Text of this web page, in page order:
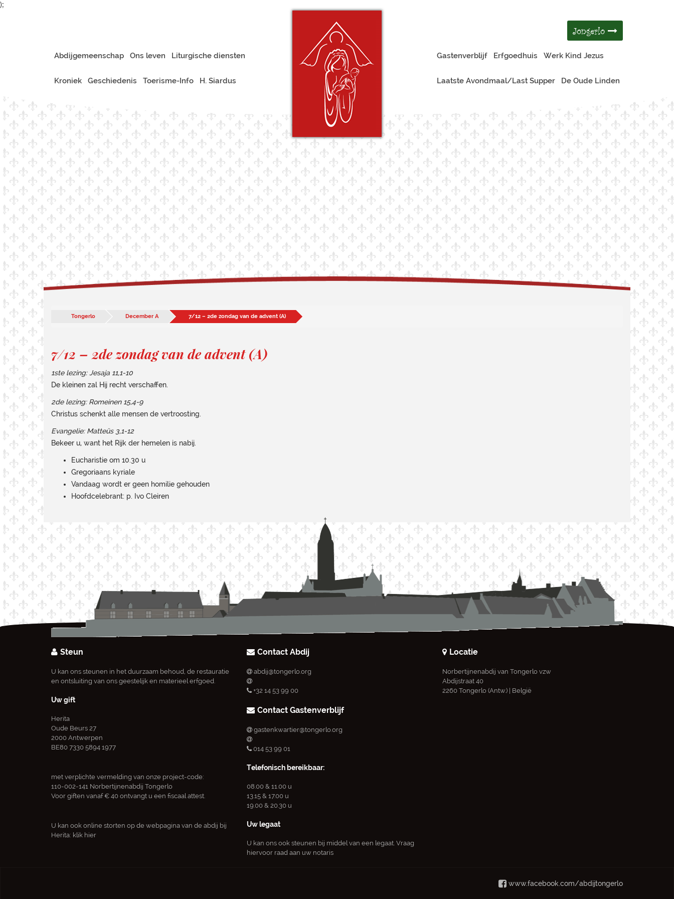
);
Jongerlo
Abdijgemeenschap Ons leven Liturgische diensten
Kroniek Geschiedenis Toerisme-Info H. Siardus
Gastenverblijf Erfgoedhuis Werk Kind Jezus
Laatste Avondmaal/Last Supper De Oude Linden
Tongerlo December A 7/12 – 2de zondag van de advent (A)
7/12 – 2de zondag van de advent (A)
1ste lezing: Jesaja 11,1-10
De kleinen zal Hij recht verschaffen.
2de lezing: Romeinen 15,4-9
Christus schenkt alle mensen de vertroosting.
Evangelie: Matteüs 3,1-12
Bekeer u, want het Rijk der hemelen is nabij.
Eucharistie om 10.30 u
Gregoriaans kyriale
Vandaag wordt er geen homilie gehouden
Hoofdcelebrant: p. Ivo Cleiren
Steun
U kan ons steunen in het duurzaam behoud, de restauratie
en ontsluiting van ons geestelijk en materieel erfgoed.
Uw gift
Herita
Oude Beurs 27
2000 Antwerpen
BE80 7330 5894 1977
met verplichte vermelding van onze project-code:
110-002-141 Norbertijnenabdij Tongerlo
Voor giften vanaf € 40 ontvangt u een fiscaal attest.
U kan ook online storten op de webpagina van de abdij bij
Herita: klik hier
Contact Abdij
abdij@tongerlo.org
+32 14 53 99 00
Contact Gastenverblijf
gastenkwartier@tongerlo.org
014 53 99 01
Telefonisch bereikbaar:
08.00 & 11.00 u
13.15 & 17.00 u
19.00 & 20.30 u
Uw legaat
U kan ons ook steunen bij middel van een legaat. Vraag
hiervoor raad aan uw notaris
Locatie
Norbertijnenabdij van Tongerlo vzw
Abdijstraat 40
2260 Tongerlo (Antw.) | België
www.facebook.com/abdijtongerlo